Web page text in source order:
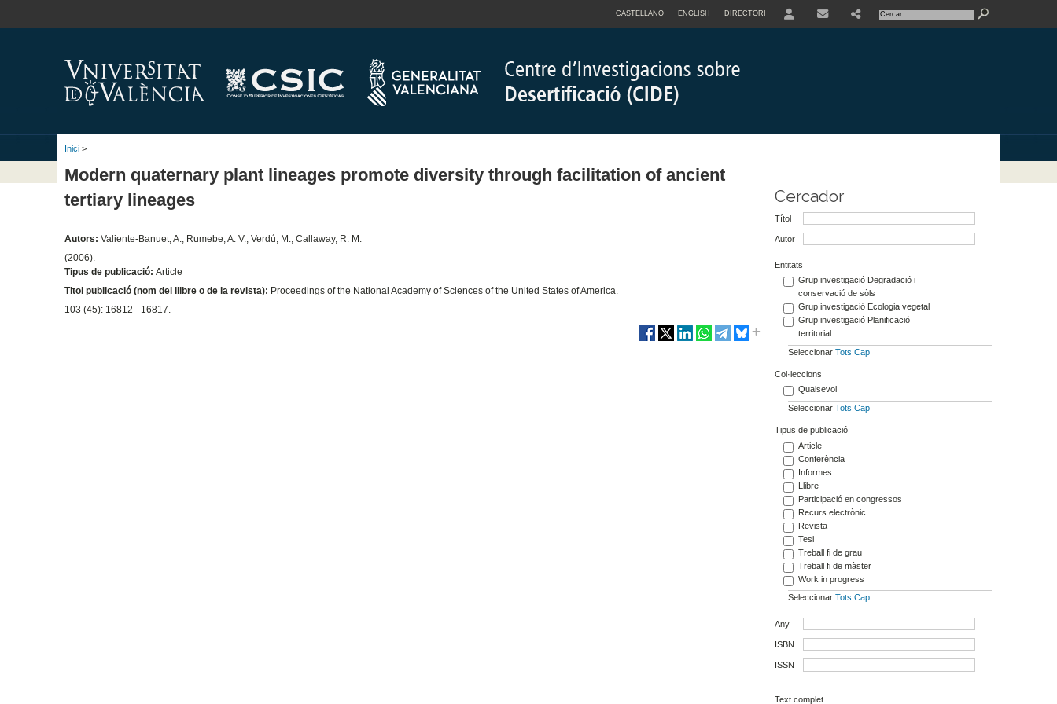
CASTELLANO ENGLISH DIRECTORI
Inici >
Modern quaternary plant lineages promote diversity through facilitation of ancient
tertiary lineages
Autors: Valiente-Banuet, A.; Rumebe, A. V.; Verdú, M.; Callaway, R. M.
(2006).
Tipus de publicació: Article
Titol publicació (nom del llibre o de la revista): Proceedings of the National Academy of Sciences of the United States of America.
103 (45): 16812 - 16817.
Cercador
Títol
Autor
Entitats
Grup investigació Degradació i
conservació de sòls
Grup investigació Ecologia vegetal
Grup investigació Planificació
territorial
Seleccionar Tots Cap
Col·leccions
Qualsevol
Seleccionar Tots Cap
Tipus de publicació
Article
Conferència
Informes
Llibre
Participació en congressos
Recurs electrònic
Revista
Tesi
Treball fi de grau
Treball fi de màster
Work in progress
Seleccionar Tots Cap
Any
ISBN
ISSN
Text complet